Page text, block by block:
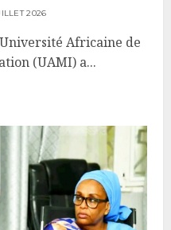
2026
Africaine de
(UAMI) a...